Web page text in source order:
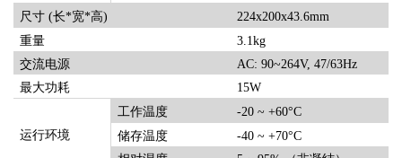
尺寸 (长*宽*高)
224x200x43.6mm
重量
3.1kg
交流电源 AC: 90~264V, 47/63Hz
最大功耗
15W
运行环境
工作温度 -20 ~ +60°C
储存温度
-40 ~ +70°C